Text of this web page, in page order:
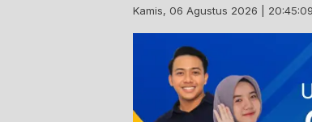
Kamis, 06 Agustus 2026 | 20:45:10